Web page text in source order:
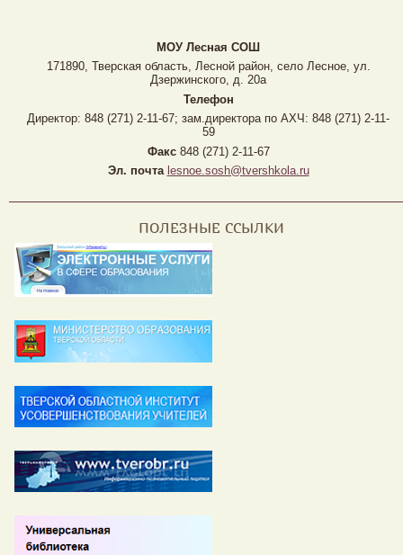
МОУ Лесная CОШ
171890, Тверская область, Лесной район, село Лесное, ул.
Дзержинского, д. 20а
Телефон
Директор: 848 (271) 2-11-67; зам.директора по АХЧ: 848 (271) 2-11-
59
Факс848 (271) 2-11-67
Эл. почта lesnoe.sosh@tvershkola.ru
ПОЛЕЗНЫЕ ССЫЛКИ